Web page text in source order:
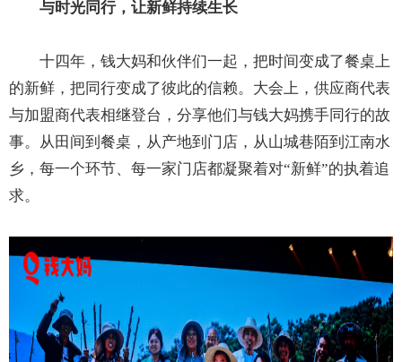
与时光同行，让新鲜持续生长
十四年，钱大妈和伙伴们一起，把时间变成了餐桌上
的新鲜，把同行变成了彼此的信赖。大会上，供应商代表
与加盟商代表相继登台，分享他们与钱大妈携手同行的故
事。从田间到餐桌，从产地到门店，从山城巷陌到江南水
乡，每一个环节、每一家门店都凝聚着对“新鲜”的执着追
求。